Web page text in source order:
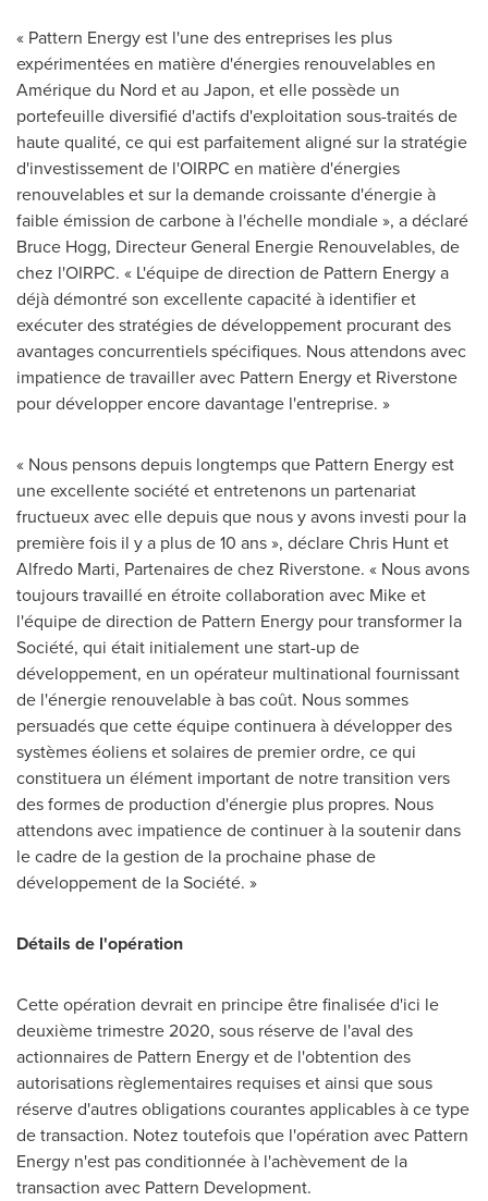
« Pattern Energy est l'une des entreprises les plus
expérimentées en matière d'énergies renouvelables en
Amérique du Nord et au Japon, et elle possède un
portefeuille diversifié d'actifs d'exploitation sous-traités de
haute qualité, ce qui est parfaitement aligné sur la stratégie
d'investissement de l'OIRPC en matière d'énergies
renouvelables et sur la demande croissante d'énergie à
faible émission de carbone à l'échelle mondiale », a déclaré
Bruce Hogg, Directeur General Energie Renouvelables, de
chez l'OIRPC. « L'équipe de direction de Pattern Energy a
déjà démontré son excellente capacité à identifier et
exécuter des stratégies de développement procurant des
avantages concurrentiels spécifiques. Nous attendons avec
impatience de travailler avec Pattern Energy et Riverstone
pour développer encore davantage l'entreprise. »
« Nous pensons depuis longtemps que Pattern Energy est
une excellente société et entretenons un partenariat
fructueux avec elle depuis que nous y avons investi pour la
première fois il y a plus de 10 ans », déclareChris Huntet
Alfredo Marti, Partenaires de chez Riverstone. « Nous avons
toujours travaillé en étroite collaboration avec Mike et
l'équipe de direction de Pattern Energy pour transformer la
Société, qui était initialement une start-up de
développement, en un opérateur multinational fournissant
de l'énergie renouvelable à bas coût. Nous sommes
persuadés que cette équipe continuera à développer des
systèmes éoliens et solaires de premier ordre, ce qui
constituera un élément important de notre transition vers
des formes de production d'énergie plus propres. Nous
attendons avec impatience de continuer à la soutenir dans
le cadre de la gestion de la prochaine phase de
développement de la Société. »
Détails de l'opération
Cette opération devrait en principe être finalisée d'ici le
deuxième trimestre 2020, sous réserve de l'aval des
actionnaires de Pattern Energy et de l'obtention des
autorisations règlementaires requises et ainsi que sous
réserve d'autres obligations courantes applicables à ce type
de transaction. Notez toutefois que l'opération avec Pattern
Energy n'est pas conditionnée à l'achèvement de la
transaction avec Pattern Development.